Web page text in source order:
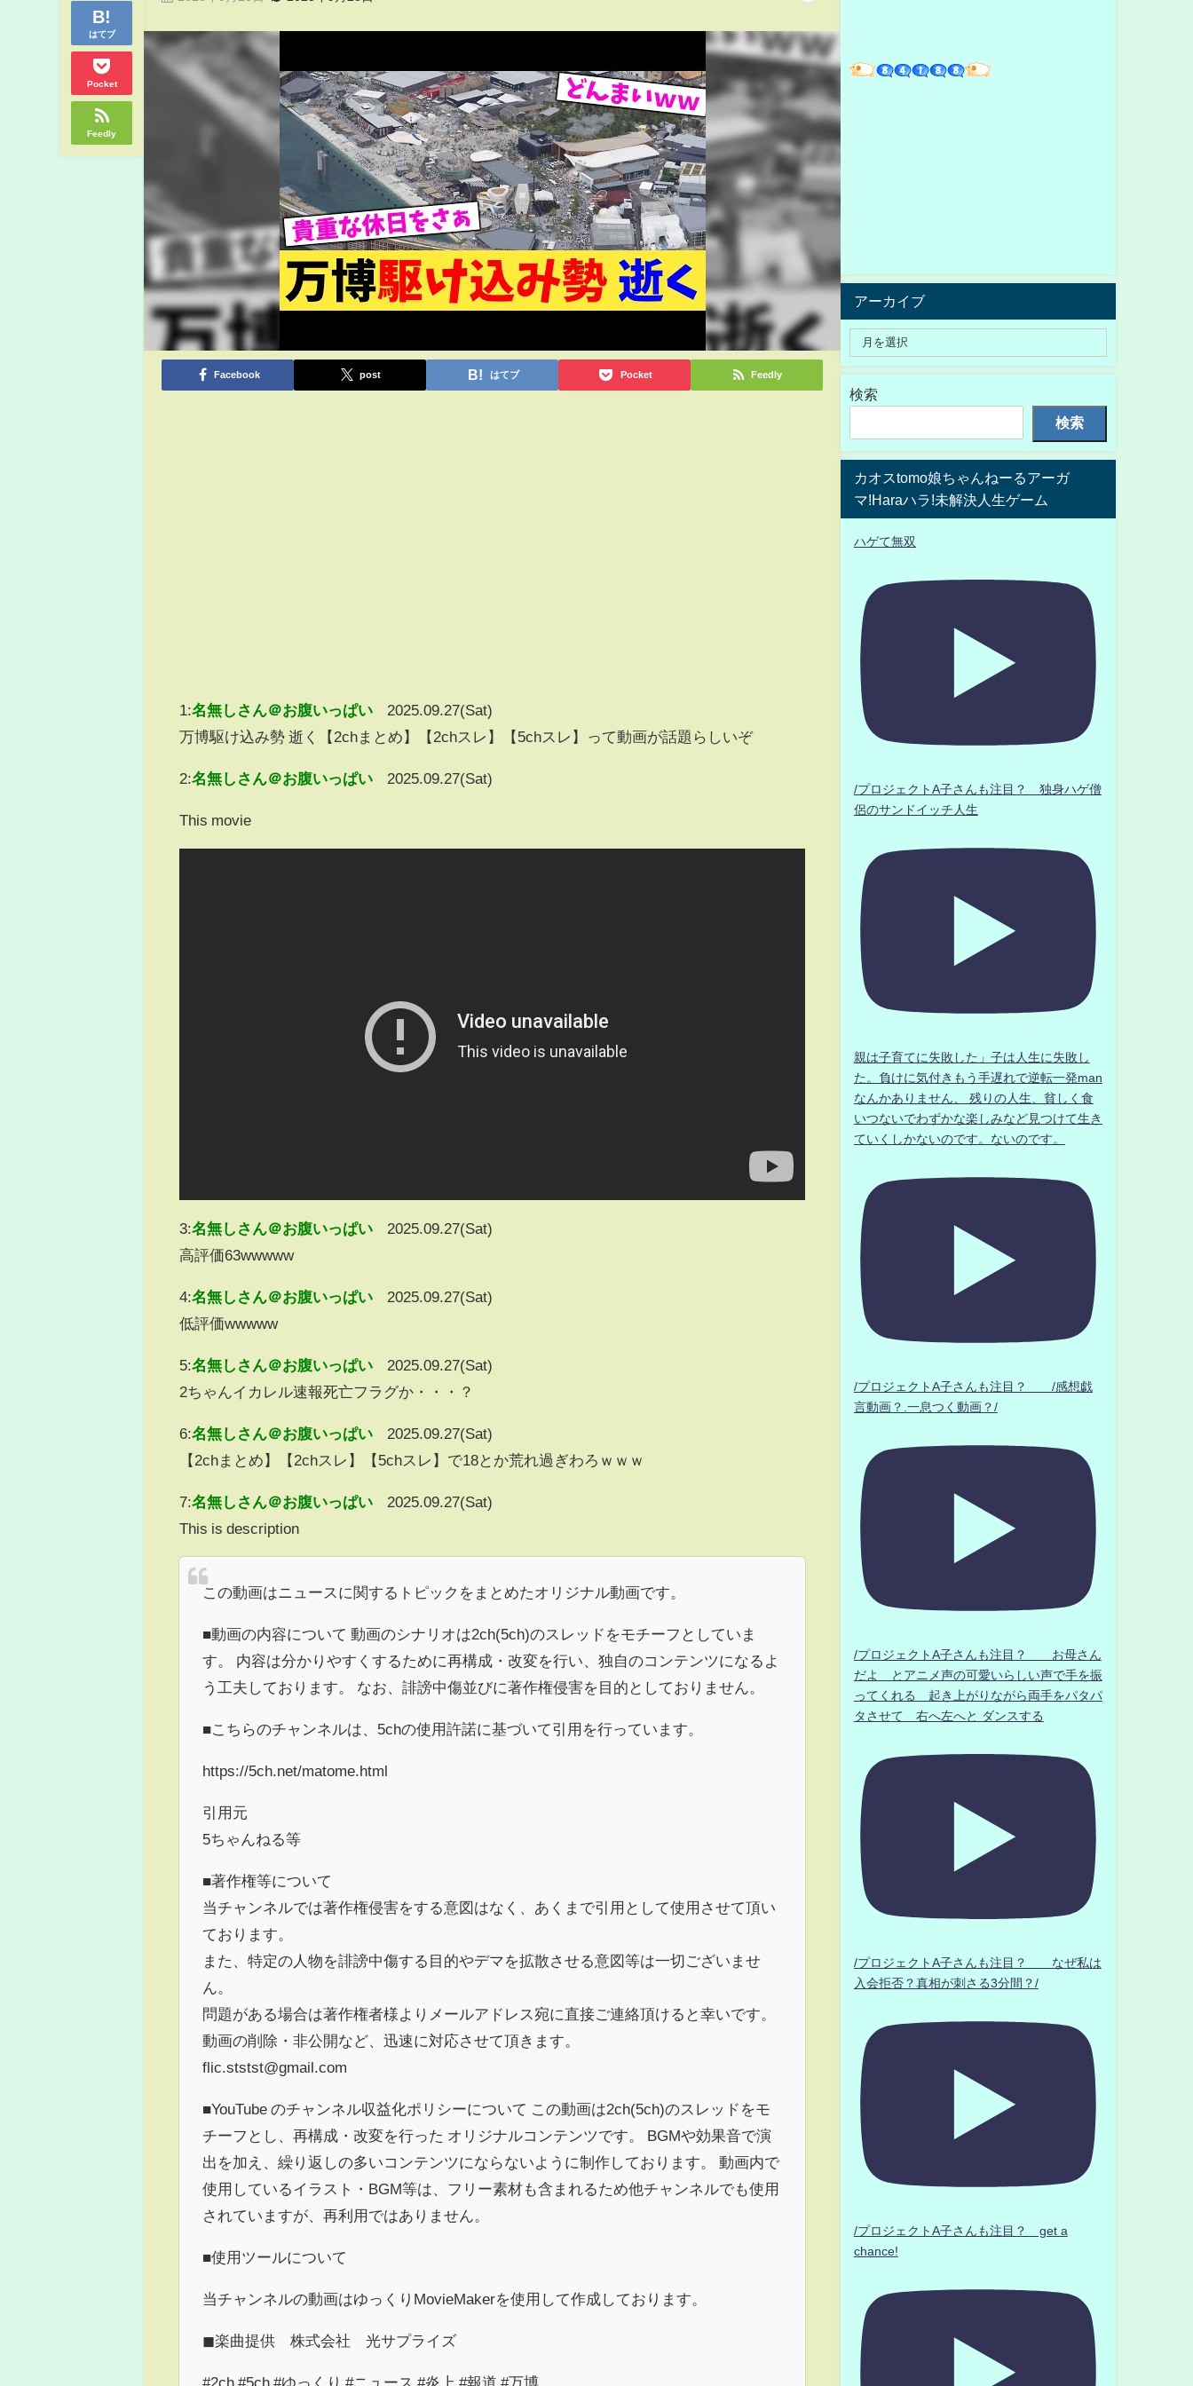
はてブ
Pocket
Feedly
Facebook post はてブ Pocket Feedly
1:名無しさん＠お腹いっぱい
2025.09.27(Sat)
万博駆け込み勢 逝く【2chまとめ】【2chスレ】【5chスレ】って動画が話題らしいぞ
2:名無しさん＠お腹いっぱい 2025.09.27(Sat)
This movie
3:名無しさん＠お腹いっぱい
2025.09.27(Sat)
高評価63wwwww
4:名無しさん＠お腹いっぱい
2025.09.27(Sat)
低評価wwwww
5:名無しさん＠お腹いっぱい
2025.09.27(Sat)
2ちゃんイカレル速報死亡フラグか・・・？
6:名無しさん＠お腹いっぱい
2025.09.27(Sat)
【2chまとめ】【2chスレ】【5chスレ】で18とか荒れ過ぎわろｗｗｗ
7:名無しさん＠お腹いっぱい
2025.09.27(Sat)
This is description
この動画はニュースに関するトピックをまとめたオリジナル動画です。
■動画の内容について 動画のシナリオは2ch(5ch)のスレッドをモチーフとしていま
す。 内容は分かりやすくするために再構成・改変を行い、独自のコンテンツになるよ
う工夫しております。 なお、誹謗中傷並びに著作権侵害を目的としておりません。
■こちらのチャンネルは、5chの使用許諾に基づいて引用を行っています。
https://5ch.net/matome.html
引用元
5ちゃんねる等
■著作権等について
当チャンネルでは著作権侵害をする意図はなく、あくまで引用として使用させて頂い
ております。
また、特定の人物を誹謗中傷する目的やデマを拡散させる意図等は一切ございませ
ん。
問題がある場合は著作権者様よりメールアドレス宛に直接ご連絡頂けると幸いです。
動画の削除・非公開など、迅速に対応させて頂きます。
flic.ststst@gmail.com
■YouTube のチャンネル収益化ポリシーについて この動画は2ch(5ch)のスレッドをモ
チーフとし、再構成・改変を行った オリジナルコンテンツです。 BGMや効果音で演
出を加え、繰り返しの多いコンテンツにならないように制作しております。 動画内で
使用しているイラスト・BGM等は、フリー素材も含まれるため他チャンネルでも使用
されていますが、再利用ではありません。
■使用ツールについて
当チャンネルの動画はゆっくりMovieMakerを使用して作成しております。
◼︎楽曲提供 株式会社 光サプライズ
#2ch #5ch #ゆっくり #ニュース #炎上 #報道 #万博
アーカイブ
検索
検索
カオスtomo娘ちゃんねーるアーガ
マ!Haraハラ!未解決人生ゲーム
ハゲて無双
/プロジェクトA子さんも注目？ 独身ハゲ僧
侶のサンドイッチ人生
親は子育てに失敗した」子は人生に失敗し
た。負けに気付きもう手遅れで逆転一発man
なんかありません、 残りの人生、貧しく食
いつないでわずかな楽しみなど見つけて生き
ていくしかないのです。ないのです。
/プロジェクトA子さんも注目？ /感想戯
言動画？.一息つく動画？/
/プロジェクトA子さんも注目？ お母さん
だよ とアニメ声の可愛いらしい声で手を振
ってくれる 起き上がりながら両手をパタパ
タさせて 右へ左へと ダンスする
/プロジェクトA子さんも注目？ なぜ私は
入会拒否？真相が刺さる3分間？/
/プロジェクトA子さんも注目？ get a
chance!